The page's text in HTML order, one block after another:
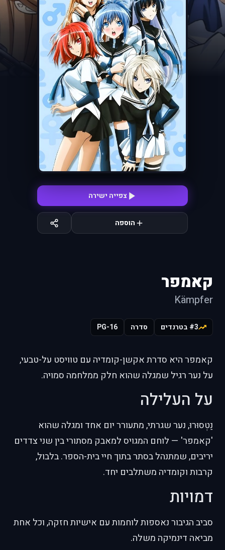
צפייה ישירה
הוספה
קאמפר
Kämpfer
#3 בטרנדים סדרה PG-16
קאמפר היא סדרת אקשן-קומדיה עם טוויסט על-טבעי,
על נער רגיל שמגלה שהוא חלק ממלחמה סמויה.
על העלילה
נַטְסוּרוּ, נער שגרתי, מתעורר יום אחד ומגלה שהוא
'קאמפר' — לוחם המגויס למאבק מסתורי בין שני צדדים
יריבים, שמתנהל בסתר בתוך חיי בית-הספר. בלבול,
קרבות וקומדיה משתלבים יחד.
דמויות
סביב הגיבור נאספות לוחמות עם אישיות חזקה, וכל אחת
מביאה דינמיקה משלה.